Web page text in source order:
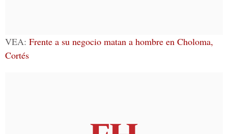
VEA: Frente a su negocio matan a hombre en Choloma,
Cortés